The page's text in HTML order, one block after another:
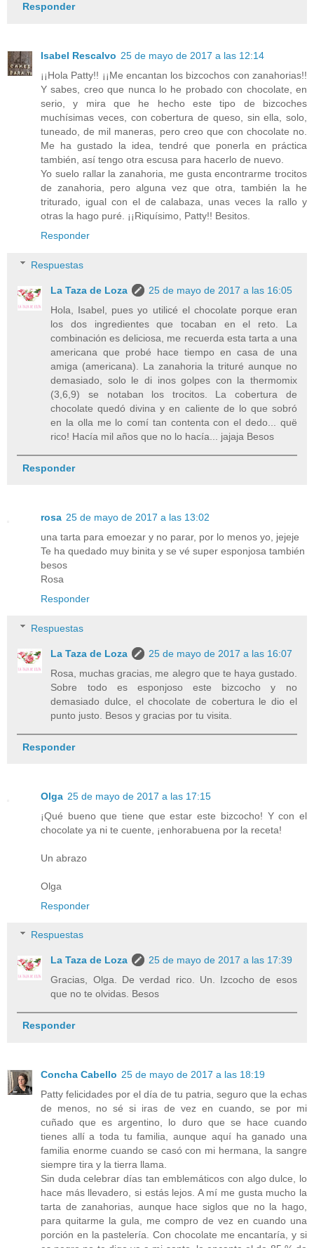
Responder
Isabel Rescalvo 25 de mayo de 2017 a las 12:14
¡¡Hola Patty!! ¡¡Me encantan los bizcochos con zanahorias!!
Y sabes, creo que nunca lo he probado con chocolate, en
serio, y mira que he hecho este tipo de bizcoches
muchísimas veces, con cobertura de queso, sin ella, solo,
tuneado, de mil maneras, pero creo que con chocolate no.
Me ha gustado la idea, tendré que ponerla en práctica
también, así tengo otra escusa para hacerlo de nuevo.
Yo suelo rallar la zanahoria, me gusta encontrarme trocitos
de zanahoria, pero alguna vez que otra, también la he
triturado, igual con el de calabaza, unas veces la rallo y
otras la hago puré. ¡¡Riquísimo, Patty!! Besitos.
Responder
Respuestas
La Taza de Loza
25 de mayo de 2017 a las 16:05
Hola, Isabel, pues yo utilicé el chocolate porque eran
los dos ingredientes que tocaban en el reto. La
combinación es deliciosa, me recuerda esta tarta a una
americana que probé hace tiempo en casa de una
amiga (americana). La zanahoria la trituré aunque no
demasiado, solo le di inos golpes con la thermomix
(3,6,9) se notaban los trocitos. La cobertura de
chocolate quedó divina y en caliente de lo que sobró
en la olla me lo comí tan contenta con el dedo... quë
rico! Hacía mil años que no lo hacía... jajaja Besos
Responder
rosa 25 de mayo de 2017 a las 13:02
una tarta para emoezar y no parar, por lo menos yo, jejeje
Te ha quedado muy binita y se vé super esponjosa también
besos
Rosa
Responder
Respuestas
La Taza de Loza
25 de mayo de 2017 a las 16:07
Rosa, muchas gracias, me alegro que te haya gustado.
Sobre todo es esponjoso este bizcocho y no
demasiado dulce, el chocolate de cobertura le dio el
punto justo. Besos y gracias por tu visita.
Responder
Olga 25 de mayo de 2017 a las 17:15
¡Qué bueno que tiene que estar este bizcocho! Y con el
chocolate ya ni te cuente, ¡enhorabuena por la receta!
Un abrazo
Olga
Responder
Respuestas
La Taza de Loza
25 de mayo de 2017 a las 17:39
Gracias, Olga. De verdad rico. Un. Izcocho de esos
que no te olvidas. Besos
Responder
Concha Cabello 25 de mayo de 2017 a las 18:19
Patty felicidades por el día de tu patria, seguro que la echas
de menos, no sé si iras de vez en cuando, se por mi
cuñado que es argentino, lo duro que se hace cuando
tienes allí a toda tu familia, aunque aquí ha ganado una
familia enorme cuando se casó con mi hermana, la sangre
siempre tira y la tierra llama.
Sin duda celebrar días tan emblemáticos con algo dulce, lo
hace más llevadero, si estás lejos. A mí me gusta mucho la
tarta de zanahorias, aunque hace siglos que no la hago,
para quitarme la gula, me compro de vez en cuando una
porción en la pastelería. Con chocolate me encantaría, y si